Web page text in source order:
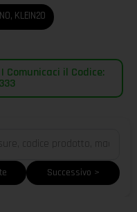
, KLEIN20
il Codice:
Successivo >